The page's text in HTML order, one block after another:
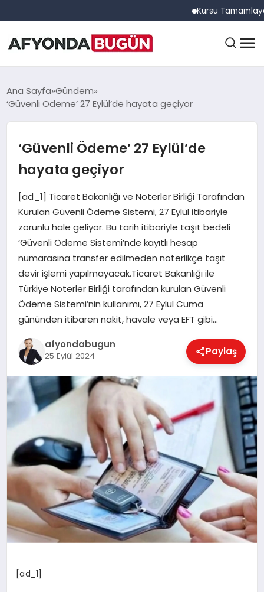
Kursu Tamamlayan
ANASAYFA
EĞITIM
EKONOMI
MAGAZIN
SAĞLIK
SIYASET
SPOR
YAŞAM
Ana Sayfa Gündem
‘Güvenli Ödeme’ 27 Eylül’de hayata geçiyor
‘Güvenli Ödeme’ 27 Eylül’de
hayata geçiyor
[ad_1] Ticaret Bakanlığı ve Noterler Birliği Tarafından
Kurulan Güvenli Ödeme Sistemi, 27 Eylül itibariyle
zorunlu hale geliyor. Bu tarih itibariyle taşıt bedeli
‘Güvenli Ödeme Sistemi’nde kayıtlı hesap
numarasına transfer edilmeden noterlikçe taşıt
devir işlemi yapılmayacak.Ticaret Bakanlığı ile
Türkiye Noterler Birliği tarafından kurulan Güvenli
Ödeme Sistemi’nin kullanımı, 27 Eylül Cuma
gününden itibaren nakit, havale veya EFT gibi…
afyondabugun
25 Eylül 2024 Paylaş
[ad_1]